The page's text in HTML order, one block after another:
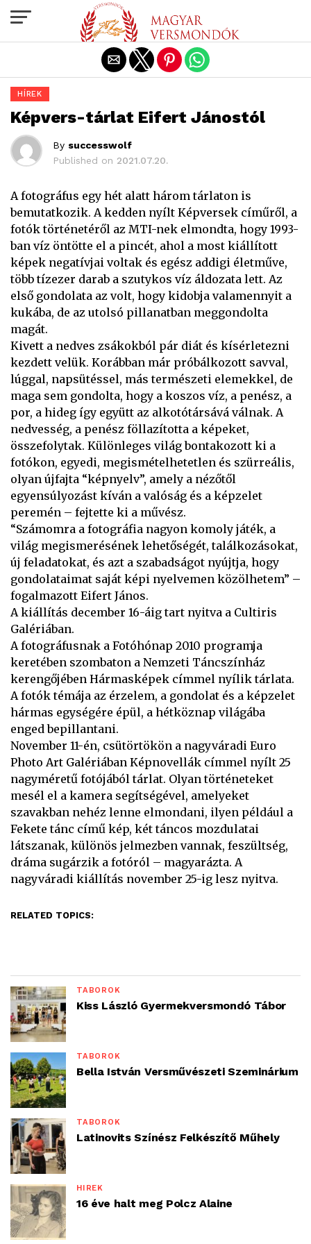
HÍREK
Képvers-tárlat Eifert Jánostól
By successwolf
Published on 2021.07.20.
A fotográfus egy hét alatt három tárlaton is
bemutatkozik. A kedden nyílt Képversek címűről, a
fotók történetéről az MTI-nek elmondta, hogy 1993-
ban víz öntötte el a pincét, ahol a most kiállított
képek negatívjai voltak és egész addigi életműve,
több tízezer darab a szutykos víz áldozata lett. Az
első gondolata az volt, hogy kidobja valamennyit a
kukába, de az utolsó pillanatban meggondolta
magát.
Kivett a nedves zsákokból pár diát és kísérletezni
kezdett velük. Korábban már próbálkozott savval,
lúggal, napsütéssel, más természeti elemekkel, de
maga sem gondolta, hogy a koszos víz, a penész, a
por, a hideg így együtt az alkotótársává válnak. A
nedvesség, a penész föllazította a képeket,
összefolytak. Különleges világ bontakozott ki a
fotókon, egyedi, megismételhetetlen és szürreális,
olyan újfajta “képnyelv”, amely a nézőtől
egyensúlyozást kíván a valóság és a képzelet
peremén – fejtette ki a művész.
“Számomra a fotográfia nagyon komoly játék, a
világ megismerésének lehetőségét, találkozásokat,
új feladatokat, és azt a szabadságot nyújtja, hogy
gondolataimat saját képi nyelvemen közölhetem” –
fogalmazott Eifert János.
A kiállítás december 16-áig tart nyitva a Cultiris
Galériában.
A fotográfusnak a Fotóhónap 2010 programja
keretében szombaton a Nemzeti Táncszínház
kerengőjében Hármasképek címmel nyílik tárlata.
A fotók témája az érzelem, a gondolat és a képzelet
hármas egységére épül, a hétköznap világába
enged bepillantani.
November 11-én, csütörtökön a nagyváradi Euro
Photo Art Galériában Képnovellák címmel nyílt 25
nagyméretű fotójából tárlat. Olyan történeteket
mesél el a kamera segítségével, amelyeket
szavakban nehéz lenne elmondani, ilyen például a
Fekete tánc című kép, két táncos mozdulatai
látszanak, különös jelmezben vannak, feszültség,
dráma sugárzik a fotóról – magyarázta. A
nagyváradi kiállítás november 25-ig lesz nyitva.
RELATED TOPICS:
TÁBOROK
Kiss László Gyermekversmondó Tábor
TÁBOROK
Bella István Versművészeti Szeminárium
TÁBOROK
Latinovits Színész Felkészítő Műhely
HÍREK
16 éve halt meg Polcz Alaine
Exit mobile version